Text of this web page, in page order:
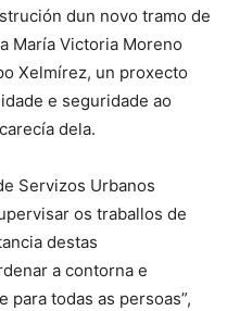
dun novo tramo de
María Victoria Moreno
Xelmírez, un proxecto
e seguridade ao
dela.
Servizos Urbanos
os traballos de
destas
a contorna e
para todas as persoas”,